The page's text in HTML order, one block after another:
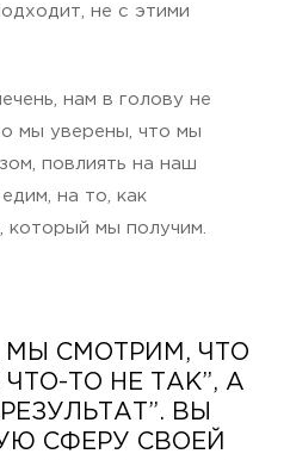
не с этими
нам в голову не
мы уверены, что мы
повлиять на наш
на то, как
который мы получим.
МЫ СМОТРИМ, ЧТО
ТО НЕ ТАК”, А
ВЫ
СФЕРУ СВОЕЙ